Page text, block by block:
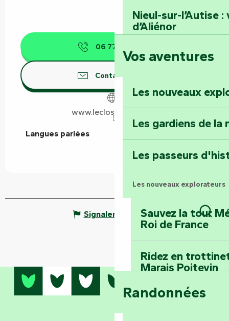
Nieul-sur-l’Autise
d’Aliénor
Foussais-Payré :
Faymoreau :
épopée minière
Terre d’étoiles :
Vos aventures
Les nouveaux
Les gardiens de la
Les passeurs
Les nouveaux explorateurs
Sauvez la tour
Roi de France
Ridez en
Marais Poitevin
Embarquez pour
Randonnées
06 77 29 36
Contactez-nous
www.leclosdesiris85.fr
Langues parlées
Langues parlées
Signaler une erreur